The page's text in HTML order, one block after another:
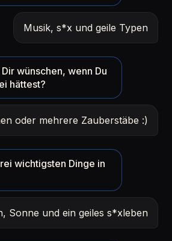
Musik, s*x und geile Typen
wünschen, wenn Du
hättest?
oder mehrere Zauberstäbe :)
wichtigsten Dinge in
Sonne und ein geiles s*xleben